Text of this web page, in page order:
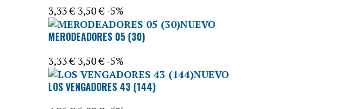
3,33 € 3,50 €-5%
NUEVO
MERODEADORES 05 (30)
3,33 € 3,50 €-5%
NUEVO
LOS VENGADORES 43 (144)